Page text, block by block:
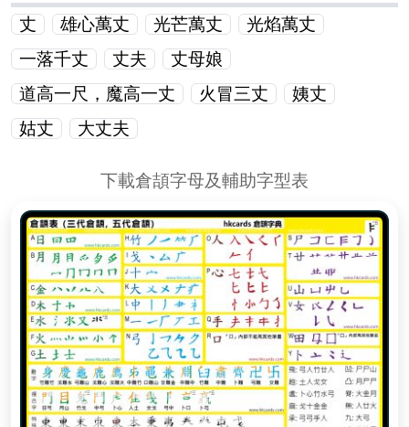
丈 雄心萬丈 光芒萬丈
光焰萬丈
一落千丈
丈夫
丈母娘
道高一尺，魔高一丈
火冒三丈
姨丈
姑丈
大丈夫
下載倉頡字母及輔助字型表